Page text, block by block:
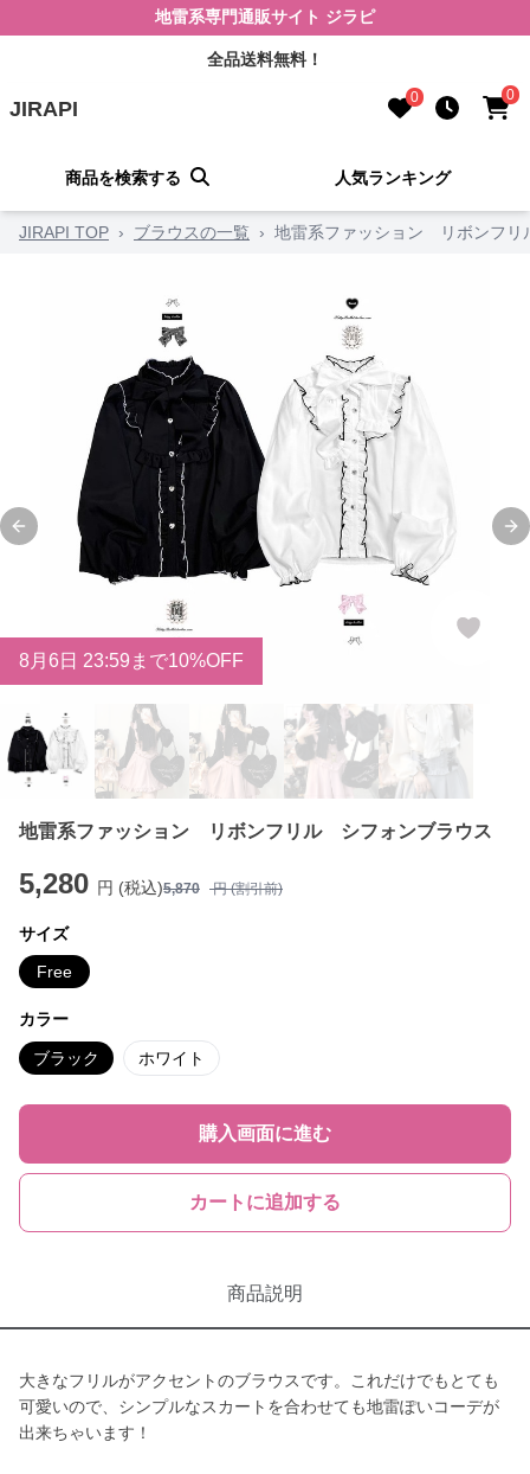
地雷系専門通販サイト ジラピ
全品送料無料！
JIRAPI 0 0
商品を検索する 人気ランキング
JIRAPI TOP › ブラウスの一覧 › 地雷系ファッション リボンフ
Previous slide
8月 6 日 23:59まで10%OFF
地雷系ファッション リボンフリル シフォンブラウス
5,280 円 (税込)5,870 円 (割引前)
サイズ
Free
カラー
ブラック ホワイト
購入画面に進む
カートに追加する
商品説明
大きなフリルがアクセントのブラウスです。これだけでもとても
可愛いので、シンプルなスカートを合わせても地雷ぽいコーデが
出来ちゃいます！